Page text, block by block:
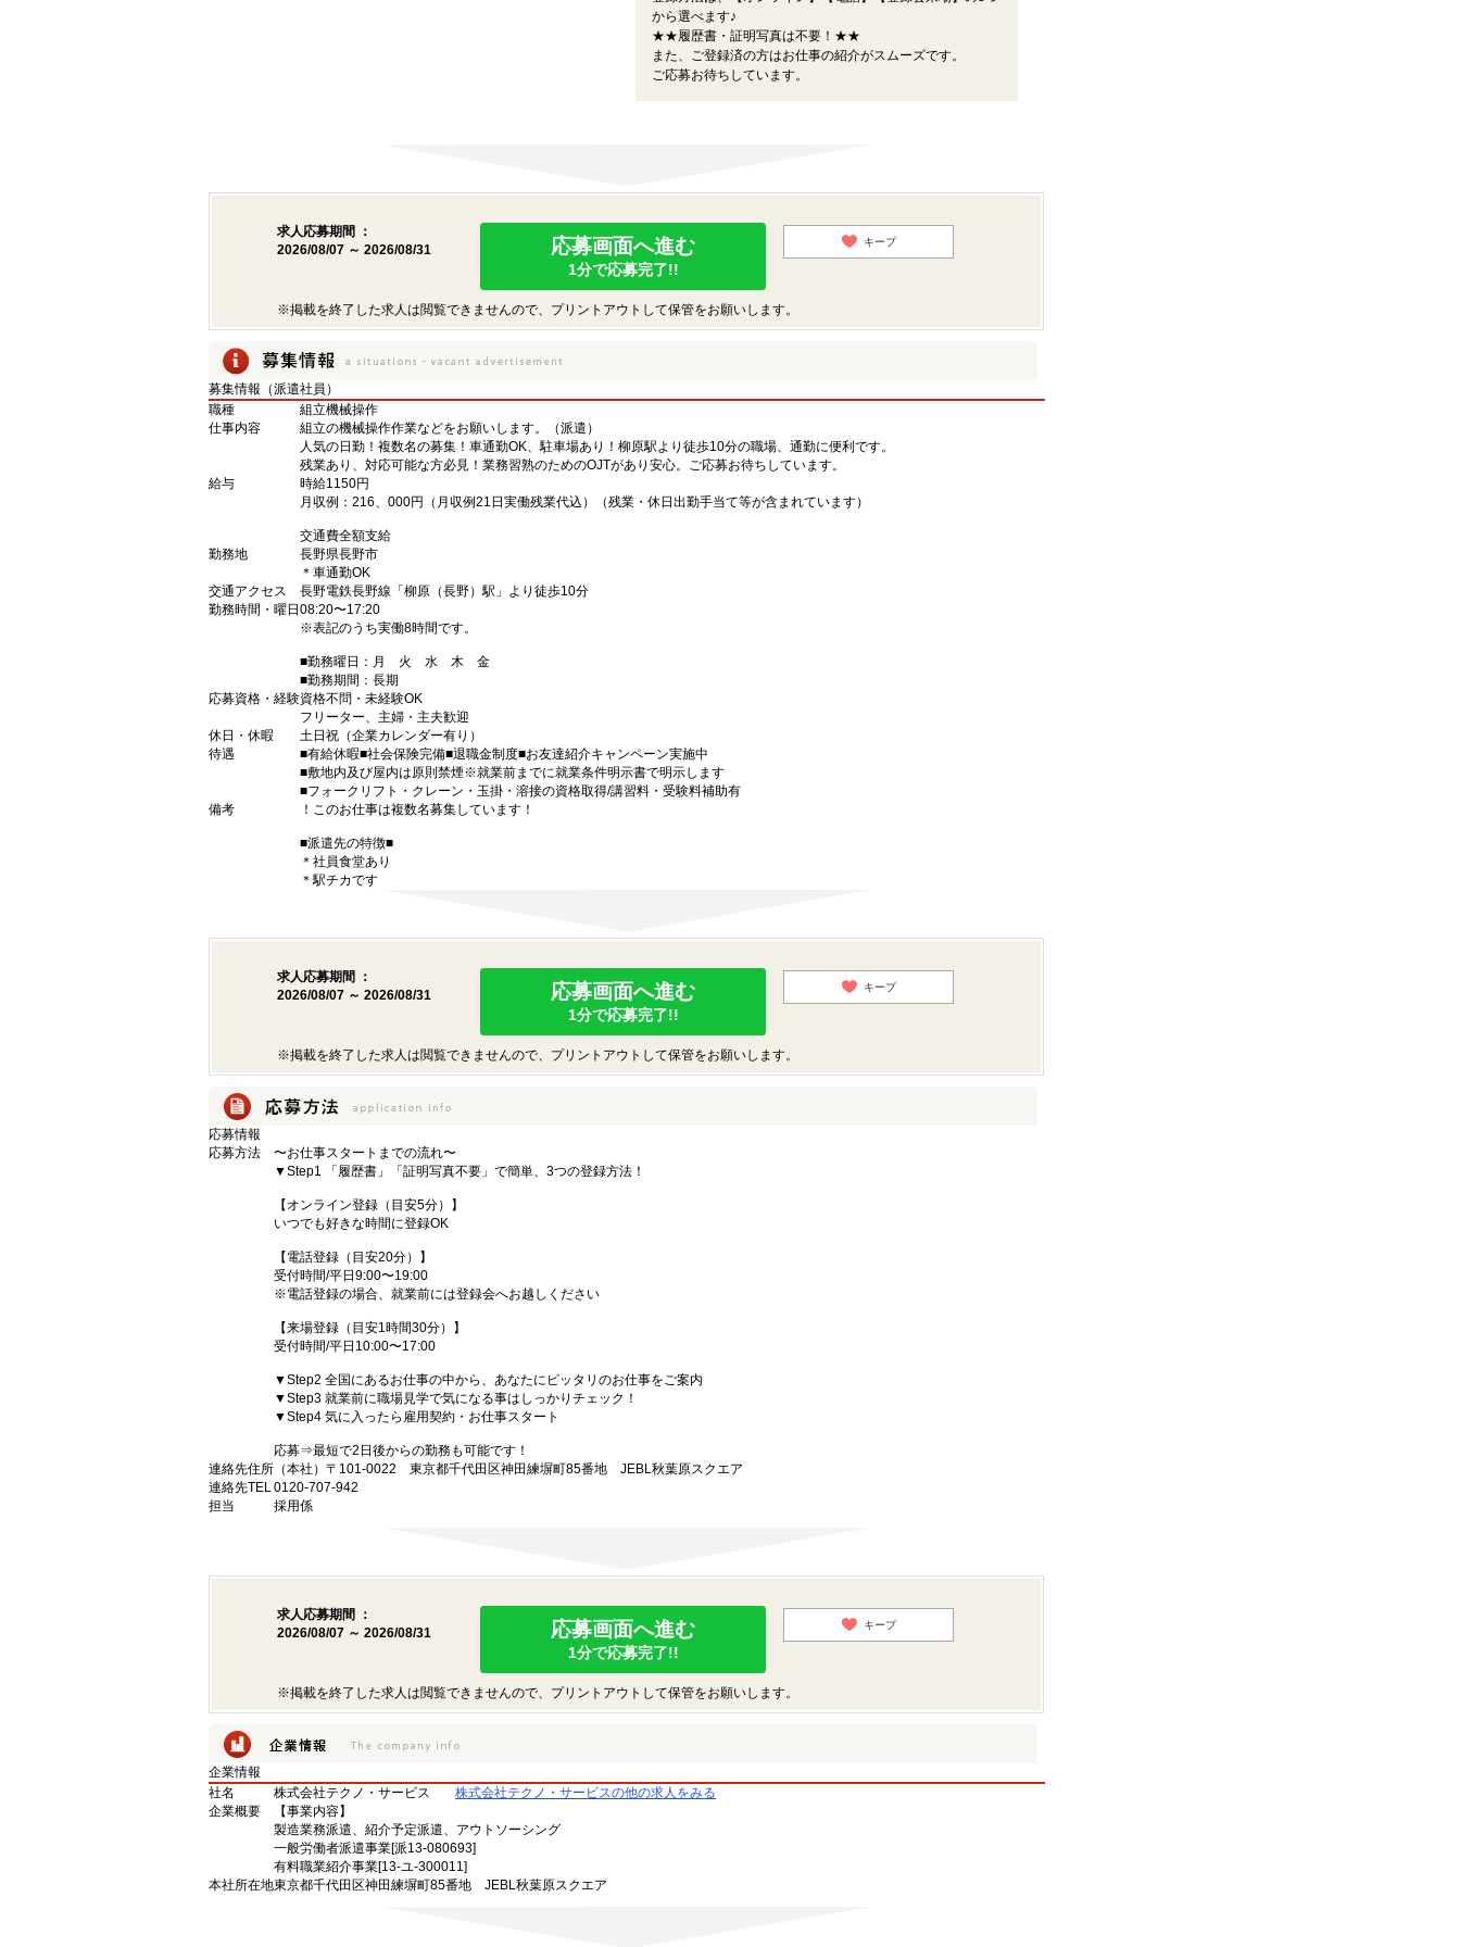
から選べます♪
★★履歴書・証明写真は不要！★★
また、ご登録済の方はお仕事の紹介がスムーズです。
ご応募お待ちしています。
求人応募期間 ：
2026/08/07 ～ 2026/08/31
応募画面へ進む
1分で応募完了!!
キープ
※掲載を終了した求人は閲覧できませんので、プリントアウトして保管をお願いします。
募集情報（派遣社員）
職種
組立機械操作
仕事内容
組立の機械操作作業などをお願いします。（派遣）
人気の日勤！複数名の募集！車通勤OK、駐車場あり！柳原駅より徒歩10分の職場、通勤に便利です。
残業あり、対応可能な方必見！業務習熟のためのOJTがあり安心。ご応募お待ちしています。
給与
時給1150円
月収例：216、000円（月収例21日実働残業代込）（残業・休日出勤手当て等が含まれています）
交通費全額支給
勤務地
長野県長野市
＊車通勤OK
交通アクセス
長野電鉄長野線「柳原（長野）駅」より徒歩10分
勤務時間・曜日 08:20〜17:20
※表記のうち実働8時間です。
■勤務曜日：月 火 水 木 金
■勤務期間：長期
応募資格・経験資格不問・未経験OK
フリーター、主婦・主夫歓迎
休日・休暇
土日祝（企業カレンダー有り）
待遇
■有給休暇■社会保険完備■退職金制度■お友達紹介キャンペーン実施中
■敷地内及び屋内は原則禁煙※就業前までに就業条件明示書で明示します
■フォークリフト・クレーン・玉掛・溶接の資格取得/講習料・受験料補助有
備考
！このお仕事は複数名募集しています！
■派遣先の特徴■
＊社員食堂あり
＊駅チカです
求人応募期間 ：
2026/08/07 ～ 2026/08/31
応募画面へ進む
1分で応募完了!!
キープ
※掲載を終了した求人は閲覧できませんので、プリントアウトして保管をお願いします。
応募情報
応募方法
〜お仕事スタートまでの流れ〜
▼Step1 「履歴書」「証明写真不要」で簡単、3つの登録方法！
【オンライン登録（目安5分）】
いつでも好きな時間に登録OK
【電話登録（目安20分）】
受付時間/平日9:00〜19:00
※電話登録の場合、就業前には登録会へお越しください
【来場登録（目安1時間30分）】
受付時間/平日10:00〜17:00
▼Step2 全国にあるお仕事の中から、あなたにピッタリのお仕事をご案内
▼Step3 就業前に職場見学で気になる事はしっかりチェック！
▼Step4 気に入ったら雇用契約・お仕事スタート
応募⇒最短で2日後からの勤務も可能です！
連絡先住所 （本社）〒101-0022 東京都千代田区神田練塀町85番地 JEBL秋葉原スクエア
連絡先TEL0120-707-942
担当
採用係
求人応募期間 ：
2026/08/07 ～ 2026/08/31
応募画面へ進む
1分で応募完了!!
キープ
※掲載を終了した求人は閲覧できませんので、プリントアウトして保管をお願いします。
企業情報
社名
株式会社テクノ・サービス
株式会社テクノ・サービスの他の求人をみる
企業概要
【事業内容】
製造業務派遣、紹介予定派遣、アウトソーシング
一般労働者派遣事業[派13-080693]
有料職業紹介事業[13-ユ-300011]
本社所在地東京都千代田区神田練塀町85番地 JEBL秋葉原スクエア